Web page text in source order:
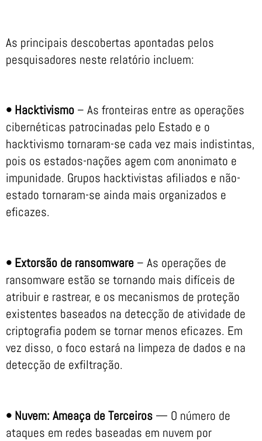
As principais descobertas apontadas pelos
pesquisadores neste relatório incluem:
• Hacktivismo – As fronteiras entre as operações
cibernéticas patrocinadas pelo Estado e o
hacktivismo tornaram-se cada vez mais indistintas,
pois os estados-nações agem com anonimato e
impunidade. Grupos hacktivistas afiliados e não-
estado tornaram-se ainda mais organizados e
eficazes.
• Extorsão de ransomware – As operações de
ransomware estão se tornando mais difíceis de
atribuir e rastrear, e os mecanismos de proteção
existentes baseados na detecção de atividade de
criptografia podem se tornar menos eficazes. Em
vez disso, o foco estará na limpeza de dados e na
detecção de exfiltração.
• Nuvem: Ameaça de Terceiros — O número de
ataques em redes baseadas em nuvem por